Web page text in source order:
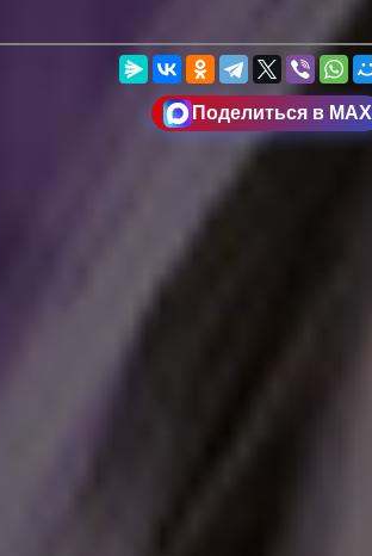
Поделиться в MAX